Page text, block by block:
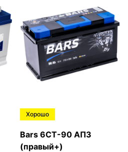
Хорошо
Bars 6СТ-90 АПЗ
(правый+)